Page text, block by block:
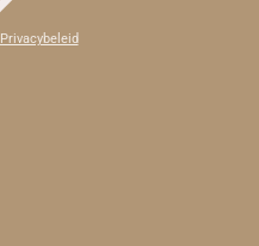
Privacybeleid